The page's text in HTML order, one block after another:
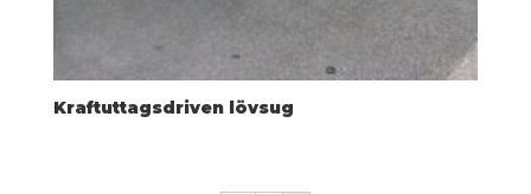
Kraftuttagsdriven lövsug